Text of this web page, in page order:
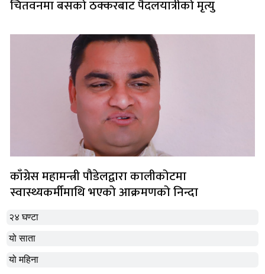
२४ घण्टा
यो साता
यो महिना
चितवनमा बसको ठक्करबाट पैदलयात्रीको मृत्यु
काँग्रेस महामन्त्री पौडेलद्वारा कालीकोटमा
स्वास्थ्यकर्मीमाथि भएको आक्रमणको निन्दा